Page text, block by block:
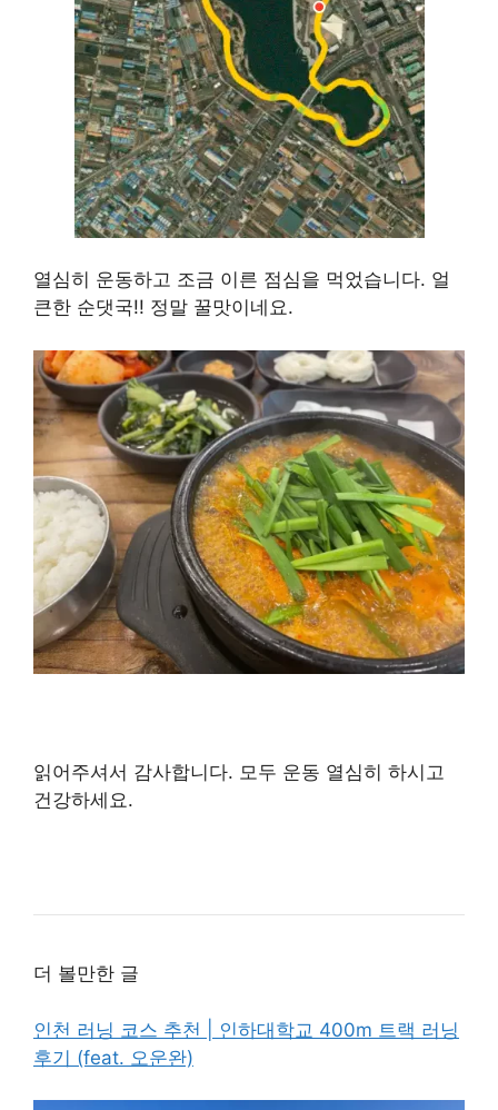
열심히 운동하고 조금 이른 점심을 먹었습니다. 얼
큰한 순댓국!! 정말 꿀맛이네요.
읽어주셔서 감사합니다. 모두 운동 열심히 하시고
건강하세요.
더 볼만한 글
인천 러닝 코스 추천 | 인하대학교 400m 트랙 러닝
후기 (feat. 오운완)